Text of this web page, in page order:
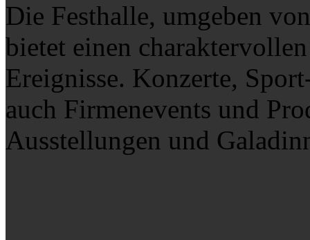
Die Festhalle, umgeben
bietet einen
Ereignisse. Konzerte,
auch Firmenevents und
Ausstellungen und